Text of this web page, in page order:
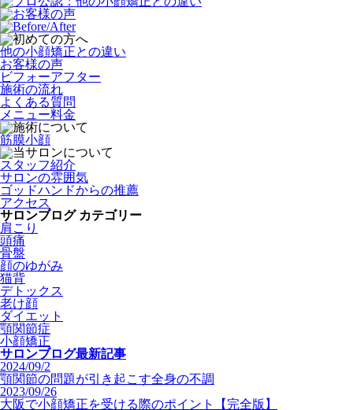
他の小顔矯正との違い
お客様の声
ビフォーアフター
施術の流れ
よくある質問
メニュー料金
筋膜小顔
スタッフ紹介
サロンの雰囲気
ゴッドハンドからの推薦
アクセス
サロンブログ カテゴリー
肩こり
頭痛
骨盤
顔のゆがみ
猫背
デトックス
老け顔
ダイエット
顎関節症
小顔矯正
サロンブログ最新記事
2024/09/2
顎関節の問題が引き起こす全身の不調
2023/09/26
大阪で小顔矯正を受ける際のポイント【完全版】